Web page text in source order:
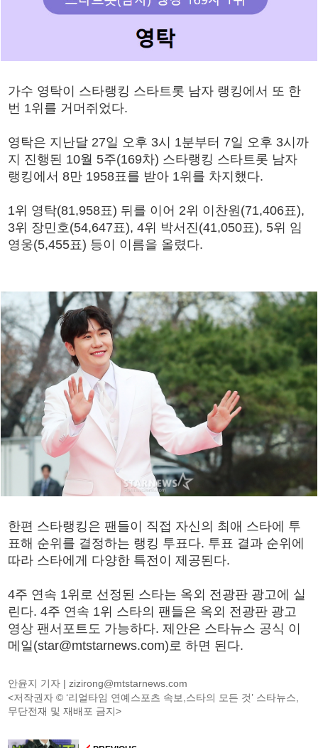
가수 영탁이 스타랭킹 스타트롯 남자 랭킹에서 또 한
번 1위를 거머쥐었다.
영탁은 지난달 27일 오후 3시 1분부터 7일 오후 3시까
지 진행된 10월 5주(169차) 스타랭킹 스타트롯 남자
랭킹에서 8만 1958표를 받아 1위를 차지했다.
1위 영탁(81,958표) 뒤를 이어 2위 이찬원(71,406표),
3위 장민호(54,647표), 4위 박서진(41,050표), 5위 임
영웅(5,455표) 등이 이름을 올렸다.
한편 스타랭킹은 팬들이 직접 자신의 최애 스타에 투
표해 순위를 결정하는 랭킹 투표다. 투표 결과 순위에
따라 스타에게 다양한 특전이 제공된다.
4주 연속 1위로 선정된 스타는 옥외 전광판 광고에 실
린다. 4주 연속 1위 스타의 팬들은 옥외 전광판 광고
영상 팬서포트도 가능하다. 제안은 스타뉴스 공식 이
메일(star@mtstarnews.com)로 하면 된다.
안윤지 기자 |zizirong@mtstarnews.com
<저작권자 © ‘리얼타임 연예스포츠 속보,스타의 모든 것’ 스타뉴스,
무단전재 및 재배포 금지>